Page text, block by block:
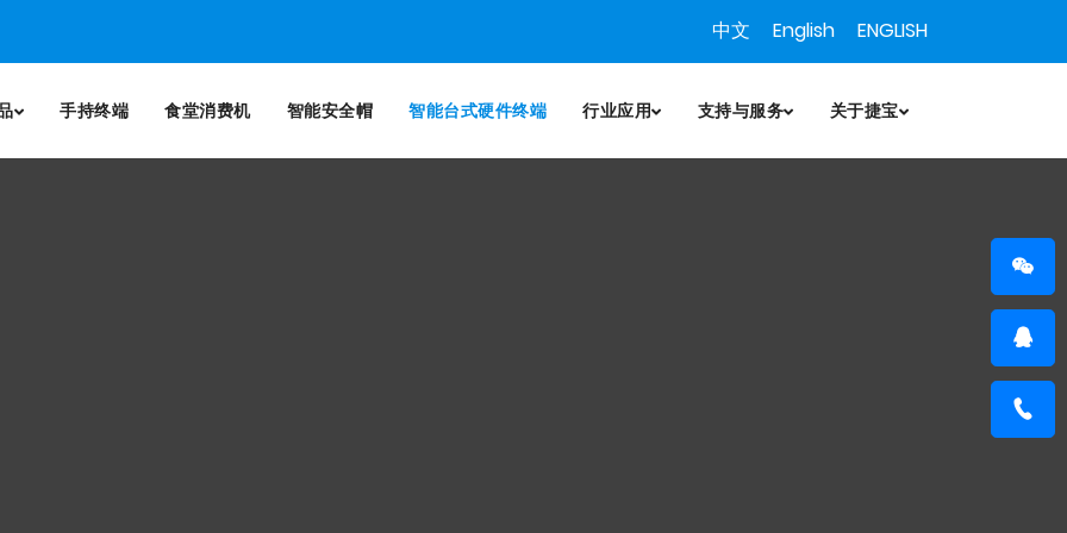
中文 English ENGLISH
手持终端 食堂消费机 智能安全帽 智能台式硬件终端 行业应用 支持与服务 关于捷宝